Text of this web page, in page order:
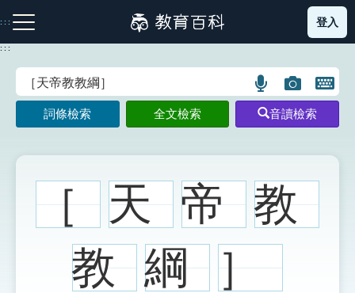
到
主
:::
注音索引圖示 筆畫索引圖示 部首索引表圖示
網站導覽
生字詞彙表
登入
:::
語
言
搜
示
圖
片
搜
示
開
鍵
圖
詞條檢索 全文檢索 音讀檢索
［ 天 帝 教
教 綱 ］